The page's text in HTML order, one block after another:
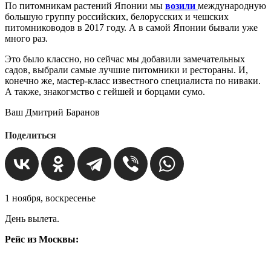
По питомникам растений Японии мы возили международную
большую группу российских, белорусских и чешских
питомниководов в 2017 году. А в самой Японии бывали уже
много раз.
Это было классно, но сейчас мы добавили замечательных
садов, выбрали самые лучшие питомники и рестораны. И,
конечно же, мастер-класс известного специалиста по ниваки.
А также, знакогмство с гейшей и борцами сумо.
Ваш Дмитрий Баранов
Поделиться
1 ноября, воскресенье
День вылета.
Рейс из Москвы: